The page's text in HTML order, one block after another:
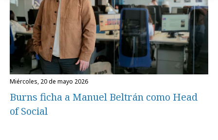
miércoles, 20 de mayo 2026
Burns ficha a Manuel Beltrán como Head
of Social